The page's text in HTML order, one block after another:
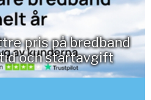
pris på bredband
och startavgift